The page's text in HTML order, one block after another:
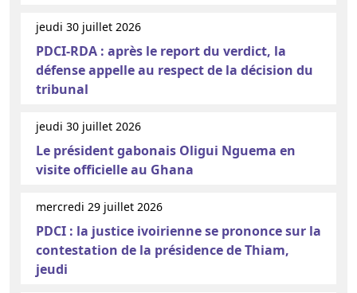
jeudi 30 juillet 2026
PDCI-RDA : après le report du verdict, la
défense appelle au respect de la décision du
tribunal
jeudi 30 juillet 2026
Le président gabonais Oligui Nguema en
visite officielle au Ghana
mercredi 29 juillet 2026
PDCI : la justice ivoirienne se prononce sur la
contestation de la présidence de Thiam,
jeudi